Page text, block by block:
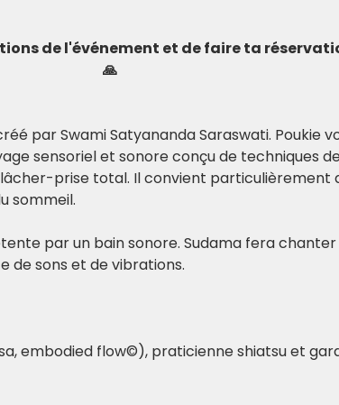
de l'événement et de faire ta
🙏
par Swami Satyananda Saraswati. Poukie
sensoriel et sonore conçu de techniques
lâcher-prise total. Il convient particulièrement
sommeil.
par un bain sonore. Sudama fera
de sons et de vibrations.
embodied flow©), praticienne shiatsu et